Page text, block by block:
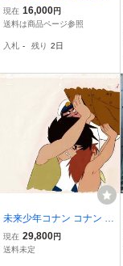
画ラナ、背景カラーコピ
ー
現在 16,000円
送料は商品ページ参照
入札 - 残り 2日
未来少年コナン コナン ジ
ムシィ ダイス船長 セル画
宮崎駿 大塚康生 本橋浩一
現在 29,800円
送料未定